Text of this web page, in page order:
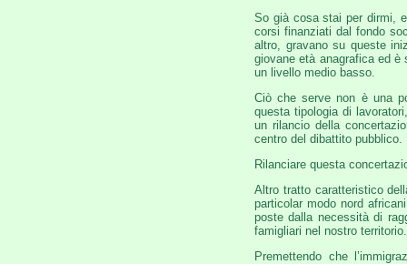
So già cosa stai per dirmi,
corsi finanziati dal fondo
altro, gravano su queste
giovane età anagrafica ed
un livello medio basso.
Ciò che serve non è una
questa tipologia di
un rilancio della
centro del dibattito pubblico.
Rilanciare questa
Altro tratto caratteristico
particolar modo nord
poste dalla necessità di
famigliari nel nostro territorio.
Premettendo che